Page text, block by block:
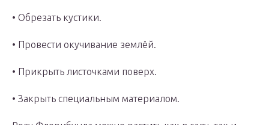
• Обрезать кустики.
• Провести окучивание землёй.
• Прикрыть листочками поверх.
• Закрыть специальным материалом.